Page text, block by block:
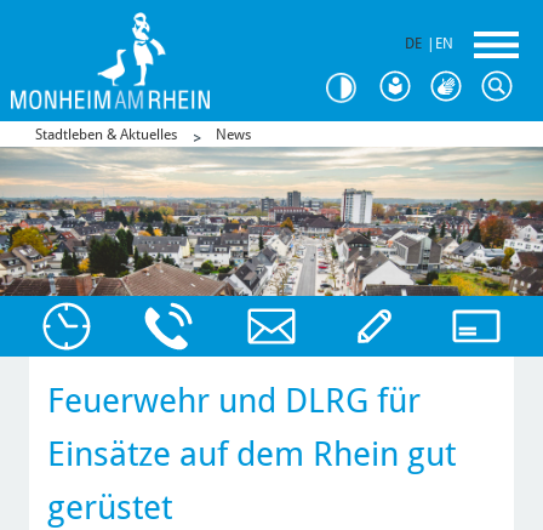
DE EN
Stadtleben & Aktuelles News
Feuerwehr und DLRG für
Einsätze auf dem Rhein gut
gerüstet